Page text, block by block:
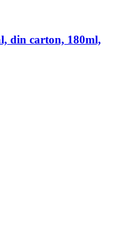
din carton, 180ml,